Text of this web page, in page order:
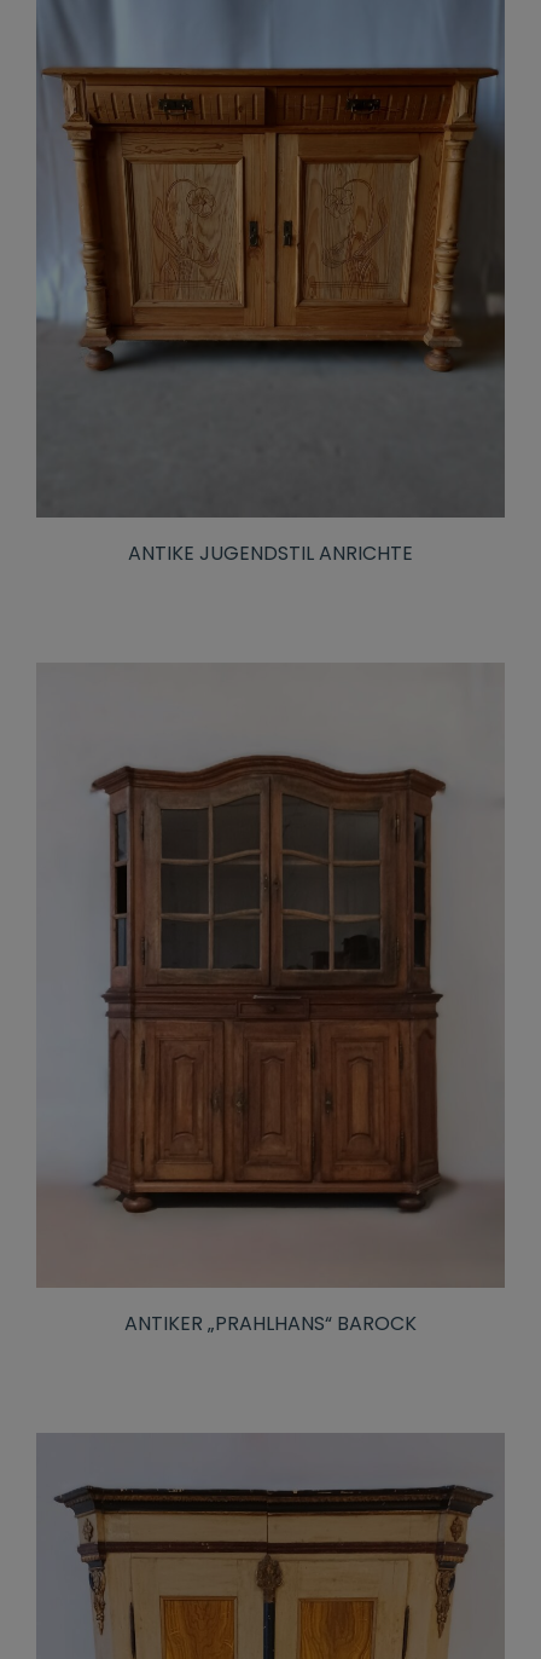
ANTIKE JUGENDSTIL ANRICHTE
ANTIKER „PRAHLHANS“ BAROCK